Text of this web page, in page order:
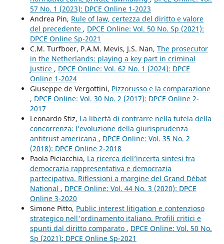
57 No. 1 (2023): DPCE Online 1-2023
Andrea Pin, Rule of law, certezza del diritto e valore
del precedente , DPCE Online: Vol. 50 No. Sp (2021):
DPCE Online Sp-2021
C.M. Turfboer, P.A.M. Mevis, J.S. Nan, The prosecutor
in the Netherlands: playing a key part in criminal
Justice , DPCE Online: Vol. 62 No. 1 (2024): DPCE
Online 1-2024
Giuseppe de Vergottini, Pizzorusso e la comparazione
, DPCE Online: Vol. 30 No. 2 (2017): DPCE Online 2-
2017
Leonardo Stiz, La libertà di contrarre nella tutela della
concorrenza: l’evoluzione della giurisprudenza
antitrust americana , DPCE Online: Vol. 35 No. 2
(2018): DPCE Online 2-2018
Paola Piciacchia, La ricerca dell’incerta sintesi tra
democrazia rappresentativa e democrazia
partecipativa. Riflessioni a margine del Grand Débat
National , DPCE Online: Vol. 44 No. 3 (2020): DPCE
Online 3-2020
Simone Pitto, Public interest litigation e contenzioso
strategico nell'ordinamento italiano. Profili critici e
spunti dal diritto comparato , DPCE Online: Vol. 50 No.
Sp (2021): DPCE Online Sp-2021